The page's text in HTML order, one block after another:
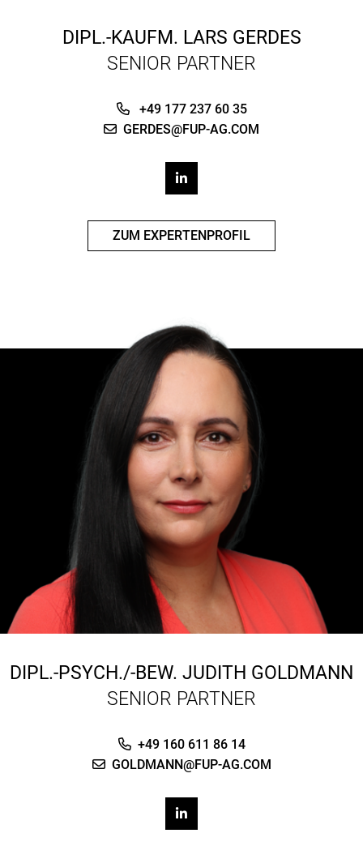
DIPL.-KAUFM. LARS GERDES
SENIOR PARTNER
+49 177 237 60 35
GERDES@FUP-AG.COM
ZUM EXPERTENPROFIL
DIPL.-PSYCH./-BEW. JUDITH GOLDMANN
SENIOR PARTNER
+49 160 611 86 14
GOLDMANN@FUP-AG.COM